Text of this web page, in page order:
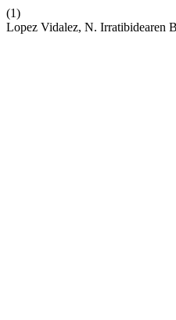
(1)
Lopez Vidalez, N. Irratibidearen